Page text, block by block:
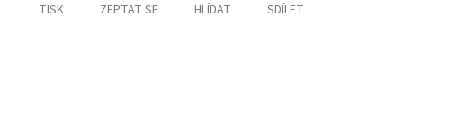
TISK ZEPTAT SE HLÍDAT SDÍLET